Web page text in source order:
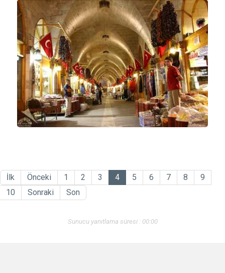
İlk Önceki 1 2 3 4 5 6 7 8
9
10
Sonraki Son
Sunucu yanıtlama süresi : 00:00